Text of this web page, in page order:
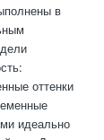
в
оттенки
идеально